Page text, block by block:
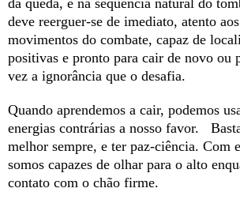
deve reerguer-se de imediato, atento
movimentos do combate, capaz de
positivas e pronto para cair de novo ou
vez a ignorância que o desafia.
Quando aprendemos a cair, podemos
energias contrárias a nosso favor.
melhor sempre, e ter paz-ciência. Com
somos capazes de olhar para o alto
contato com o chão firme.